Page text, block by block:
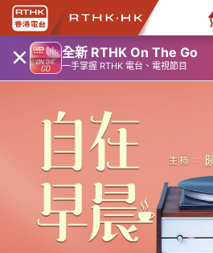
× 全新 RTHK On The Go
一手掌握 RTHK 電台、電視節目